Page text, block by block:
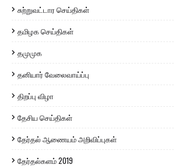
சுற்றுவட்டார செய்திகள்
தமிழக செய்திகள்
தமுமுக
தனியார் வேலைவாய்ப்பு
திறப்பு விழா
தேசிய செய்திகள்
தேர்தல் ஆணையம் அறிவிப்புகள்
தேர்தல்களம் 2019